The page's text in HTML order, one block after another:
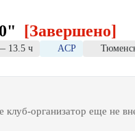
[Завершено]
13.5 ч ACP
клуб-организатор еще не